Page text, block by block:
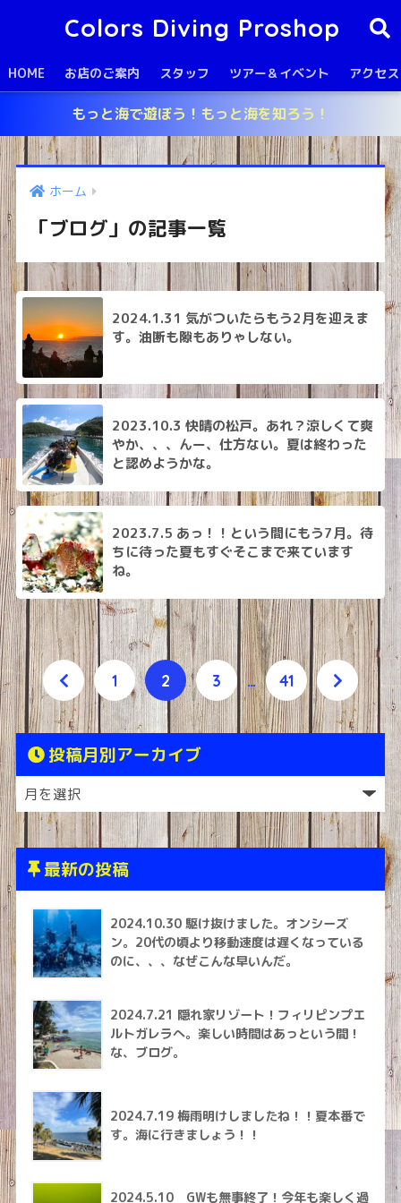
Colors Diving Proshop
HOME お店のご案内 スタッフ ツアー＆イベント アクセス
もっと海で遊ぼう！もっと海を知ろう！
ホーム
「ブログ」の記事一覧
2024.1.31 気がついたらもう2月を迎えま
す。油断も隙もありゃしない。
2023.10.3 快晴の松戸。あれ？涼しくて爽
やか、、、んー、仕方ない。夏は終わった
と認めようかな。
2023.7.5 あっ！！という間にもう7月。待
ちに待った夏もすぐそこまで来ています
ね。
1 2 3 … 41
投稿月別アーカイブ
最新の投稿
2024.10.30 駆け抜けました。オンシーズ
ン。20代の頃より移動速度は遅くなっている
のに、、、なぜこんな早いんだ。
2024.7.21 隠れ家リゾート！フィリピンプエ
ルトガレラへ。楽しい時間はあっという間！
な、ブログ。
2024.7.19 梅雨明けしましたね！！夏本番で
す。海に行きましょう！！
2024.5.10 GWも無事終了！今年も楽しく過